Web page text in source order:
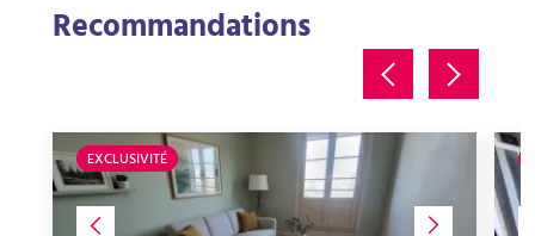
Recommandations
EXCLUSIVITÉ